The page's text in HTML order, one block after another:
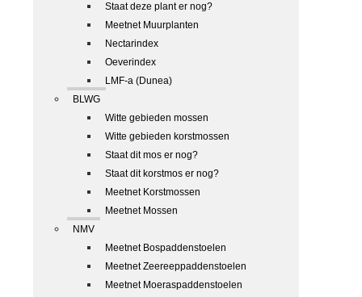
Staat deze plant er nog?
Meetnet Muurplanten
Nectarindex
Oeverindex
LMF-a (Dunea)
BLWG
Witte gebieden mossen
Witte gebieden korstmossen
Staat dit mos er nog?
Staat dit korstmos er nog?
Meetnet Korstmossen
Meetnet Mossen
NMV
Meetnet Bospaddenstoelen
Meetnet Zeereeppaddenstoelen
Meetnet Moeraspaddenstoelen